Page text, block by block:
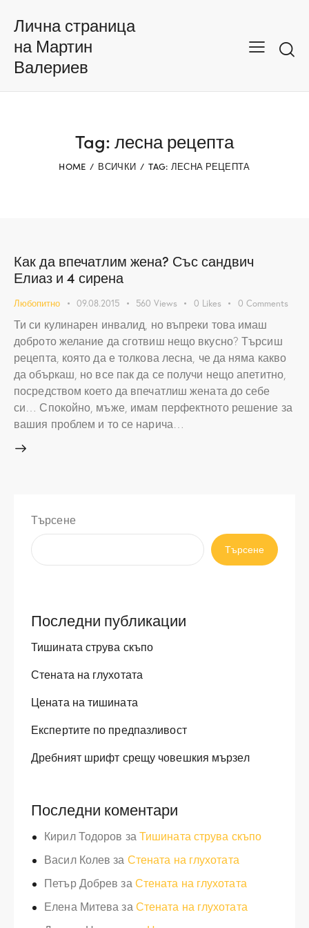
Лична страница
на Мартин
Валериев
Tag: лесна рецепта
HOME ВСИЧКИ TAG: ЛЕСНА РЕЦЕПТА
Как да впечатлим жена? Със сандвич
Елиаз и 4 сирена
Любопитно 09.08.2015 560 Views 0 Likes 0 Comments
Ти си кулинарен инвалид, но въпреки това имаш
доброто желание да сготвиш нещо вкусно? Търсиш
рецепта, която да е толкова лесна, че да няма какво
да объркаш, но все пак да се получи нещо апетитно,
посредством което да впечатлиш жената до себе
си… Спокойно, мъже, имам перфектното решение за
вашия проблем и то се нарича…
Търсене
Търсене
Последни публикации
Тишината струва скъпо
Стената на глухотата
Цената на тишината
Експертите по предпазливост
Дребният шрифт срещу човешкия мързел
Последни коментари
Кирил Тодоров заТишината струва скъпо
Васил Колев за Стената на глухотата
Петър Добрев заСтената на глухотата
Елена МитевазаСтената на глухотата